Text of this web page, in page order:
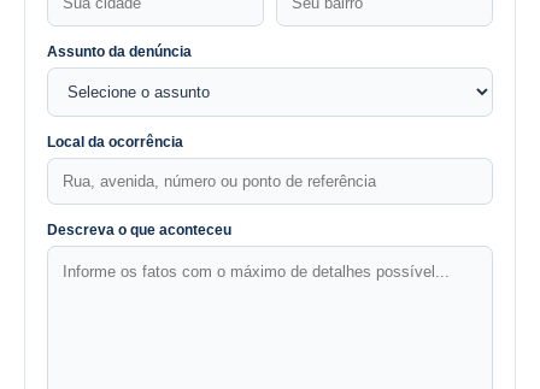
Assunto da denúncia
Local da ocorrência
Descreva o que aconteceu